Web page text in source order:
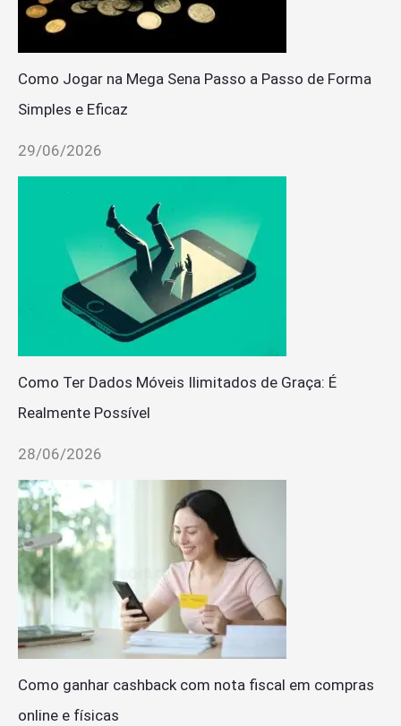
Como Jogar na Mega Sena Passo a Passo de Forma
Simples e Eficaz
29/06/2026
Como Ter Dados Móveis Ilimitados de Graça: É
Realmente Possível
28/06/2026
Como ganhar cashback com nota fiscal em compras
online e físicas